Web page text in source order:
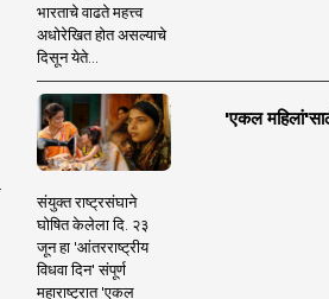
भारताचे वाढते महत्त्व
अधोरेखित होत असल्याचे
दिसून येते...
'एकल
संयुक्त राष्ट्रसंघाने
घोषित केलेला दि. २३
जून हा 'आंतरराष्ट्रीय
विधवा दिन' संपूर्ण
महाराष्ट्रात 'एकल